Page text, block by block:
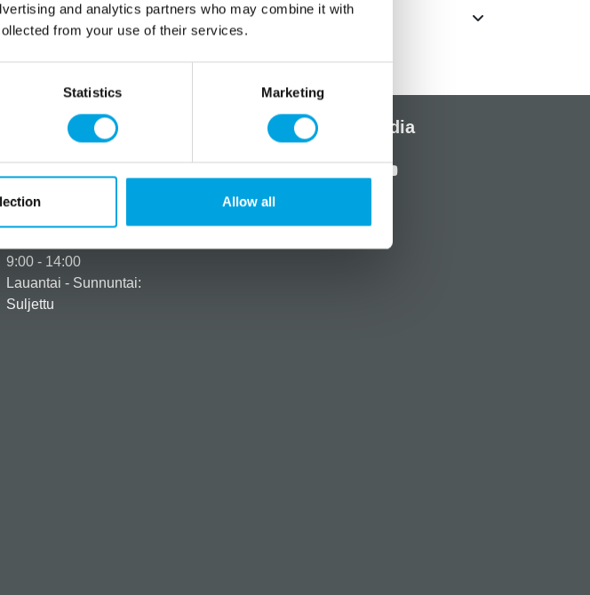
and analytics partners who may combine it with
from your use of their services.
Statistics Marketing
Allow all
Lisätiedot
Tarvitsetko apua?
+358 45 120 6627
Aukioloajat
9:00 - 14:00
Lauantai - Sunnuntai:
Suljettu
Sosiaalinen media